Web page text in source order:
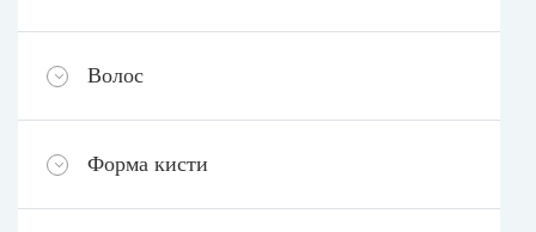
Волос
Форма кисти